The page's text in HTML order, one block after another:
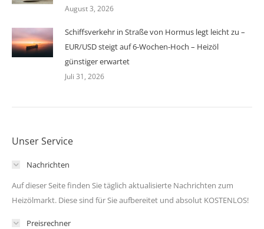
August 3, 2026
Schiffsverkehr in Straße von Hormus legt leicht zu –
EUR/USD steigt auf 6-Wochen-Hoch – Heizöl
günstiger erwartet
Juli 31, 2026
Unser Service
Nachrichten
Auf dieser Seite finden Sie täglich aktualisierte Nachrichten zum
Heizölmarkt. Diese sind für Sie aufbereitet und absolut KOSTENLOS!
Preisrechner